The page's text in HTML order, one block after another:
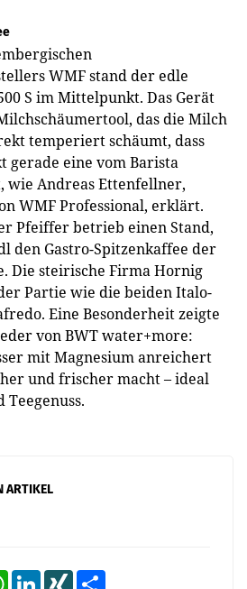
WMF stand der edle
S im Mittelpunkt. Das Gerät
das die Milch
temperiert schäumt, dass
eine vom Barista
wie Andreas Ettenfellner,
WMF Professional, erklärt.
Pfeiffer betrieb einen Stand,
den Gastro-Spitzenkaffee der
Die steirische Firma Hornig
Partie wie die beiden Italo-
Eine Besonderheit zeigte
von BWT water+more:
mit Magnesium anreichert
und frischer macht – ideal
ARTIKEL
WhatsAppLinkedInXING